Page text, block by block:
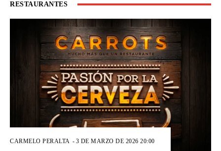
RESTAURANTES
CARMELO PERALTA - 3 DE MARZO DE 2026 20:00